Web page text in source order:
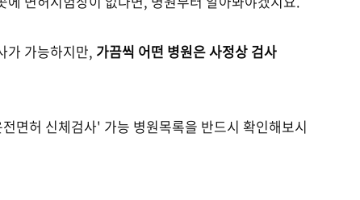
가 가능하지만, 가끔씩 어떤 병원은 사정상 검사
면허 신체검사' 가능 병원목록을 반드시 확인해보시